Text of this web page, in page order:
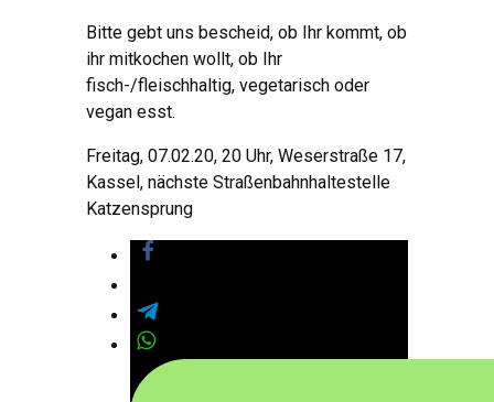
Bitte gebt uns bescheid, ob Ihr kommt, ob
ihr mitkochen wollt, ob Ihr
fisch-/fleischhaltig, vegetarisch oder
vegan esst.
Freitag, 07.02.20, 20 Uhr, Weserstraße 17,
Kassel, nächste Straßenbahnhaltestelle
Katzensprung